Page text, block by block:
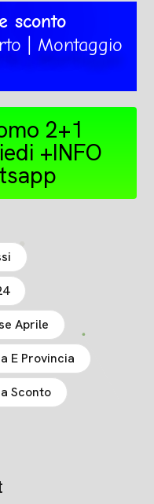
sconto
| Montaggio
2+1
+INFO
Aprile
E Provincia
Sconto